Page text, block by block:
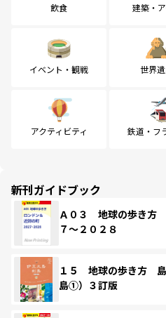
飲食 建築・
イベント・観戦 世界
アクティビティ 鉄道・フ
新刊ガイドブック
Ａ０３ 地球の歩き方
７～２０２８
１５ 地球の歩き方
島①）３訂版